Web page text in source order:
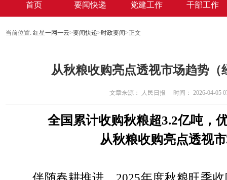
首页 要闻快递 党建工作 干部工作
当前位置: 红星一网一云>要闻快递>时政要闻>正文
从秋粮收购亮点透视市场趋势（
文章来源： 人民日报 时间： 2026-04-05
全国累计收购秋粮超3.2亿吨，
从秋粮收购亮点透视